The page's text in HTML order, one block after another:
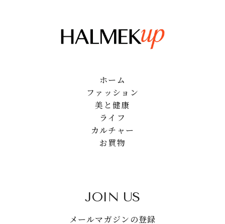
ホーム
ファッション
美と健康
ライフ
カルチャー
お買物
JOIN US
メールマガジンの登録